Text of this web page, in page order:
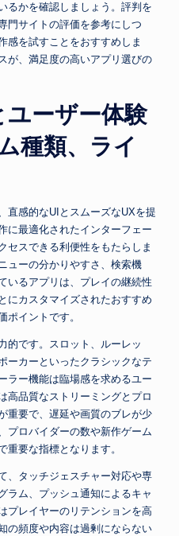
るかを確認しましょう。評判を
門サイトの評価を参考にしつ
感を試すことをおすすめしま
が、満足度の高いアプリ選びの
ユーザー体験
種類、ライ
直感的なUIとスムーズなUXを提
に最適化されたインターフェー
セスできる利便性をもたらしま
ューの分かりやすさ、検索機
いるアプリは、プレイの継続性
にカスタマイズされたおすすめ
ポイントです。
的です。スロット、ルーレッ
ーカーといったクラシックなテ
ラー機能は臨場感を求めるユー
高品質なストリーミングとプロ
重要で、遅延や画質のブレが少
プロバイダーの数や新作ゲーム
重要な指標となります。
、タッチジェスチャー対応や専
ラム、プッシュ通知によるキャ
プレイヤーのリテンションを高
の頻度や内容は過剰にならない